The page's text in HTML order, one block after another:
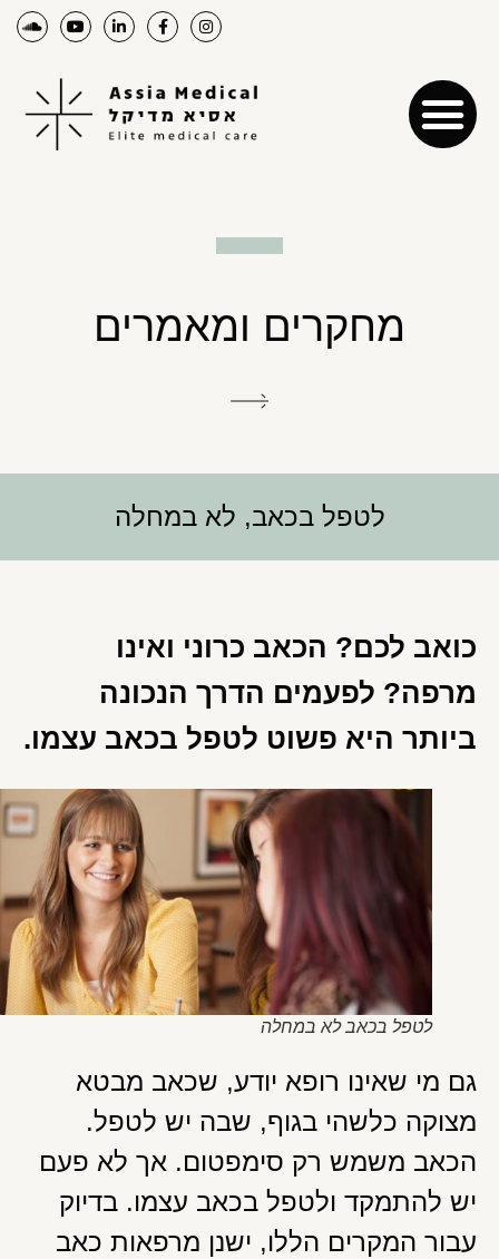
מחקרים ומאמרים
לטפל בכאב, לא במחלה
כואב לכם? הכאב כרוני ואינו
מרפה? לפעמים הדרך הנכונה
ביותר היא פשוט לטפל בכאב עצמו.
לטפל בכאב לא במחלה
גם מי שאינו רופא יודע, שכאב מבטא
מצוקה כלשהי בגוף, שבה יש לטפל.
הכאב משמש רק סימפטום. אך לא פעם
יש להתמקד ולטפל בכאב עצמו. בדיוק
עבור המקרים הללו, ישנן מרפאות כאב